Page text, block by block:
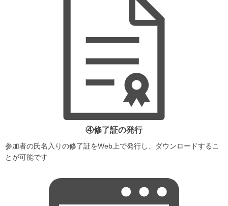
④修了証の発行
参加者の氏名入りの修了証をWeb上で発行し、ダウンロードするこ
とが可能です